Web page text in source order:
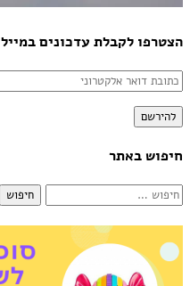
הצטרפו לקבלת עדכונים במייל
כתובת
אלקטרוני
להירשם
חיפוש באתר
חיפוש: